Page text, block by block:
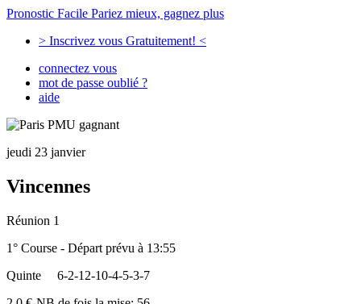
Pronostic Facile Pariez mieux, gagnez plus
> Inscrivez vous Gratuitement! <
connectez vous
mot de passe oublié ?
aide
jeudi 23 janvier
Vincennes
Réunion 1
1° Course - Départ prévu à 13:55
Quinte
6-2-12-10-4-5-3-7